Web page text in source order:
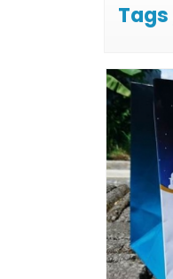
Tags